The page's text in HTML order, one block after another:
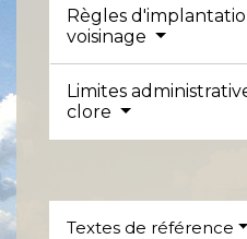
Règles
voisinage
Limites
clore
Textes de référence